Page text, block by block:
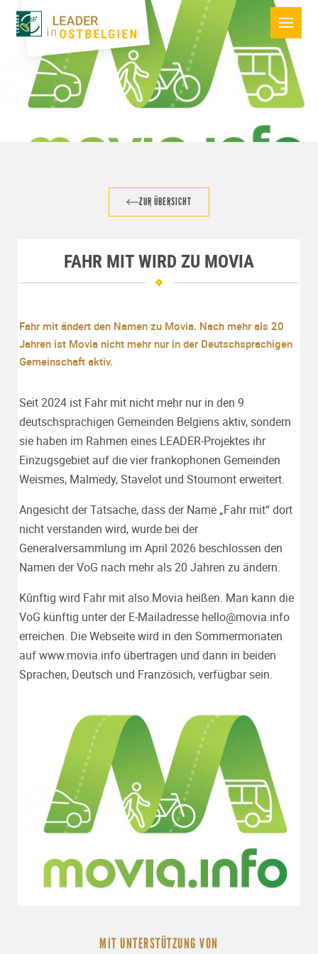
ZUR ÜBERSICHT
FAHR MIT WIRD ZU MOVIA
Fahr mit ändert den Namen zu Movia. Nach mehr als 20
Jahren ist Movia nicht mehr nur in der Deutschsprachigen
Gemeinschaft aktiv.
Seit 2024 ist Fahr mit nicht mehr nur in den 9
deutschsprachigen Gemeinden Belgiens aktiv, sondern
sie haben im Rahmen eines LEADER-Projektes ihr
Einzugsgebiet auf die vier frankophonen Gemeinden
Weismes, Malmedy, Stavelot und Stoumont erweitert.
Angesicht der Tatsache, dass der Name „Fahr mit“ dort
nicht verstanden wird, wurde bei der
Generalversammlung im April 2026 beschlossen den
Namen der VoG nach mehr als 20 Jahren zu ändern.
Kûnftig wird Fahr mit also Movia heißen. Man kann die
VoG künftig unter der E-Mailadresse hello@movia.info
erreichen. Die Webseite wird in den Sommermonaten
aufwww.movia.info übertragen und dann in beiden
Sprachen, Deutsch und Französich, verfügbar sein.
MIT UNTERSTÜTZUNG VON